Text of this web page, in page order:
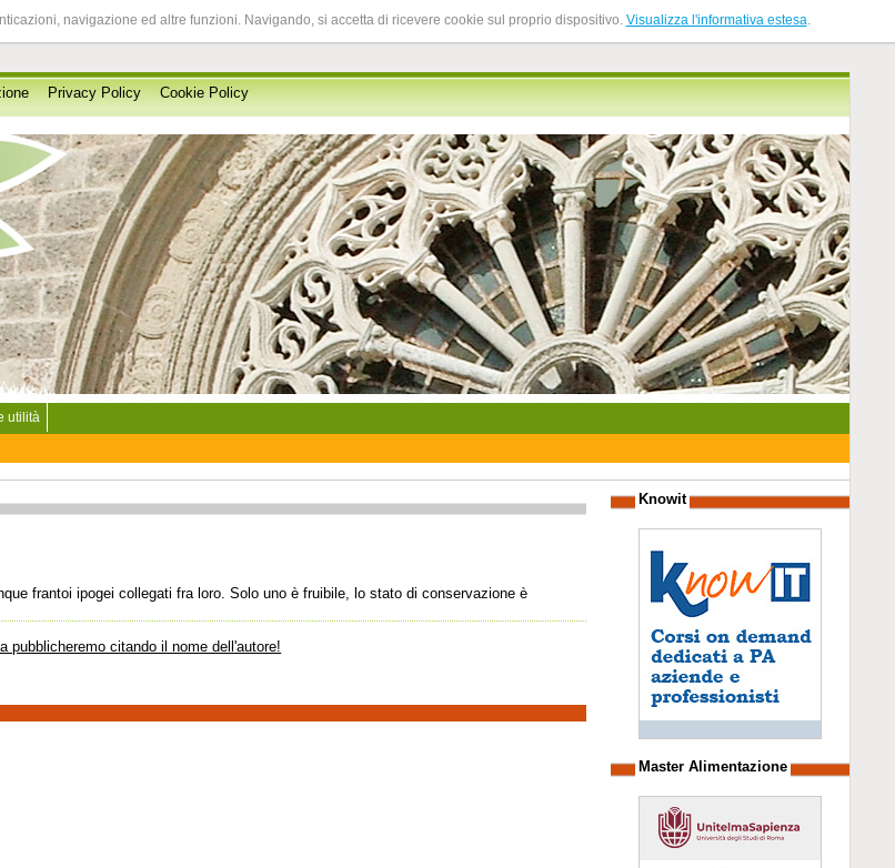
navigazione ed altre funzioni. Navigando, si accetta di ricevere cookie sul proprio dispositivo. Visualizza l'informativa estesa.
Privacy Policy Cookie Policy
utilità
frantoi ipogei collegati fra loro. Solo uno è fruibile, lo stato di conservazione è
pubblicheremo citando il nome dell'autore!
Knowit
Master Alimentazione